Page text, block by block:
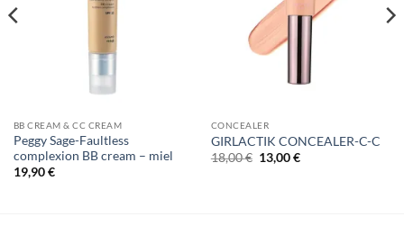
BB CREAM & CC CREAM
Peggy Sage-Faultless
complexion BB cream – miel
19,90€
CONCEALER
GIRLACTIK CONCEALER-C-C
18,00€ Original
price
13,00€Η